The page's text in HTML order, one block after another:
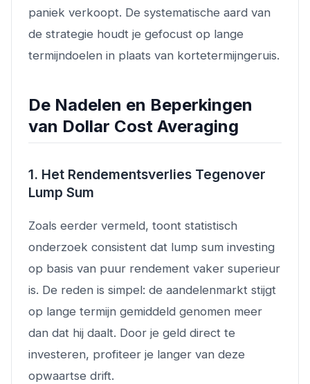
paniek verkoopt. De systematische aard van
de strategie houdt je gefocust op lange
termijndoelen in plaats van kortetermijngeruis.
De Nadelen en Beperkingen
van Dollar Cost Averaging
1. Het Rendementsverlies Tegenover
Lump Sum
Zoals eerder vermeld, toont statistisch
onderzoek consistent dat lump sum investing
op basis van puur rendement vaker superieur
is. De reden is simpel: de aandelenmarkt stijgt
op lange termijn gemiddeld genomen meer
dan dat hij daalt. Door je geld direct te
investeren, profiteer je langer van deze
opwaartse drift.